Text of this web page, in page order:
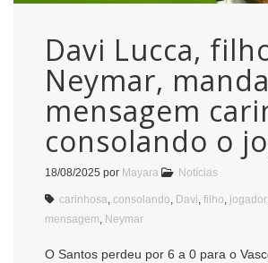
Davi Lucca,
Neymar, manda
mensagem
consolando o
18/08/2025 por Mayara Notícias
carinhosa consolando Davi filho jogador
mensagem Neymar
O Santos perdeu por 6 a 0 para o